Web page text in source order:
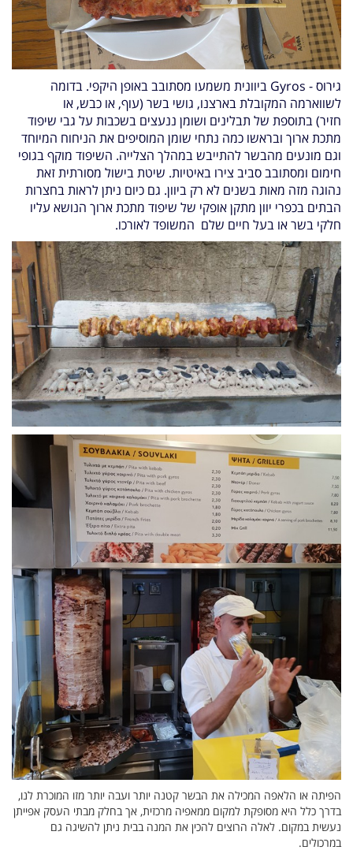
גירוס - Gyros ביוונית משמעו מסתובב באופן היקפי. בדומה
לשווארמה המקובלת בארצנו, גושי בשר (עוף, או כבש, או
חזיר)בתוספת של תבלינים ושומן ננעצים בשכבות על גבי שיפוד
מתכת ארוך ובראשו כמה נתחי שומן המוסיפים את הניחוח המיוחד
וגם מונעים מהבשר להתייבש במהלך הצלייה. השיפוד מוקף בגופי
חימום ומסתובב סביב צירו באיטיות. שיטת בישול מסורתית זאת
נהוגה מזה מאות בשנים לא רק ביוון. גם כיום ניתן לראות בחצרות
הבתים בכפרי יוון מתקן אופקי של שיפוד מתכת ארוך הנושא עליו
חלקי בשר או בעל חיים שלם המשופד לאורכו.
הפיתה או הלאפה המכילה את הבשר קטנה יותר ועבה יותר מזו המוכרת לנו,
בדרך כלל היא מסופקת למקום ממאפיה מרכזית, אך בחלק מבתי העסק אפייתן
נעשית במקום. לאלה הרוצים להכין את המנה בבית ניתן להשיגה גם
במרכולים.